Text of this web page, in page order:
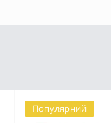
Популярний